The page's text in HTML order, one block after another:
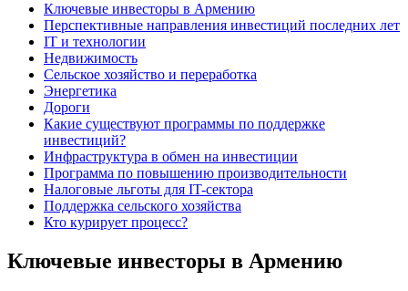
Ключевые инвесторы в Армению
Перспективные направления инвестиций последних лет
IT и технологии
Недвижимость
Сельское хозяйство и переработка
Энергетика
Дороги
Какие существуют программы по поддержке
инвестиций?
Инфраструктура в обмен на инвестиции
Программа по повышению производительности
Налоговые льготы для IT-сектора
Поддержка сельского хозяйства
Кто курирует процесс?
Ключевые инвесторы в Армению